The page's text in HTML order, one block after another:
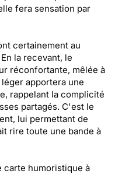
fera sensation par
certainement au
la recevant, le
réconfortante, mêlée à
apportera une
rappelant la complicité
partagés. C'est le
lui permettant de
rire toute une bande à
carte humoristique à